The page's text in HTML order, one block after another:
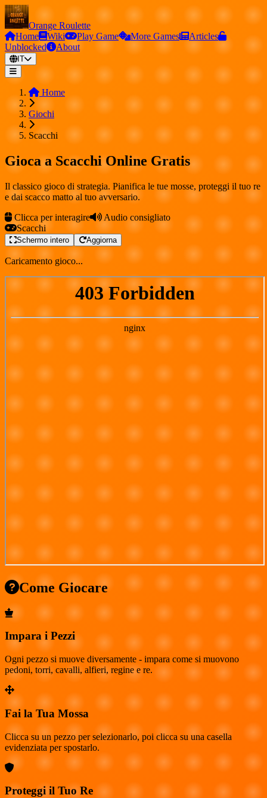
Orange Roulette
Home
Wiki Play Game More Games
Articles
Unblocked
About
IT
Home
Giochi
Scacchi
Gioca a Scacchi Online Gratis
Il classico gioco di strategia. Pianifica le tue mosse, proteggi il tuo re
e dai scacco matto al tuo avversario.
Clicca per interagire
Audio consigliato
Scacchi
Schermo intero Aggiorna
Caricamento gioco...
Come Giocare
Impara i Pezzi
Ogni pezzo si muove diversamente - impara come si muovono
pedoni, torri, cavalli, alfieri, regine e re.
Fai la Tua Mossa
Clicca su un pezzo per selezionarlo, poi clicca su una casella
evidenziata per spostarlo.
Proteggi il Tuo Re